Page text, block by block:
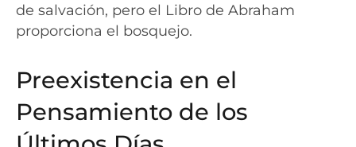
de salvación, pero el Libro de Abraham
proporciona el bosquejo.
Preexistencia en el
Pensamiento de los